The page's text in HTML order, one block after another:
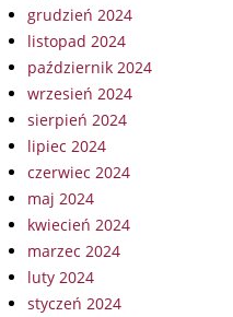
grudzień 2024
listopad 2024
październik 2024
wrzesień 2024
sierpień 2024
lipiec 2024
czerwiec 2024
maj 2024
kwiecień 2024
marzec 2024
luty 2024
styczeń 2024